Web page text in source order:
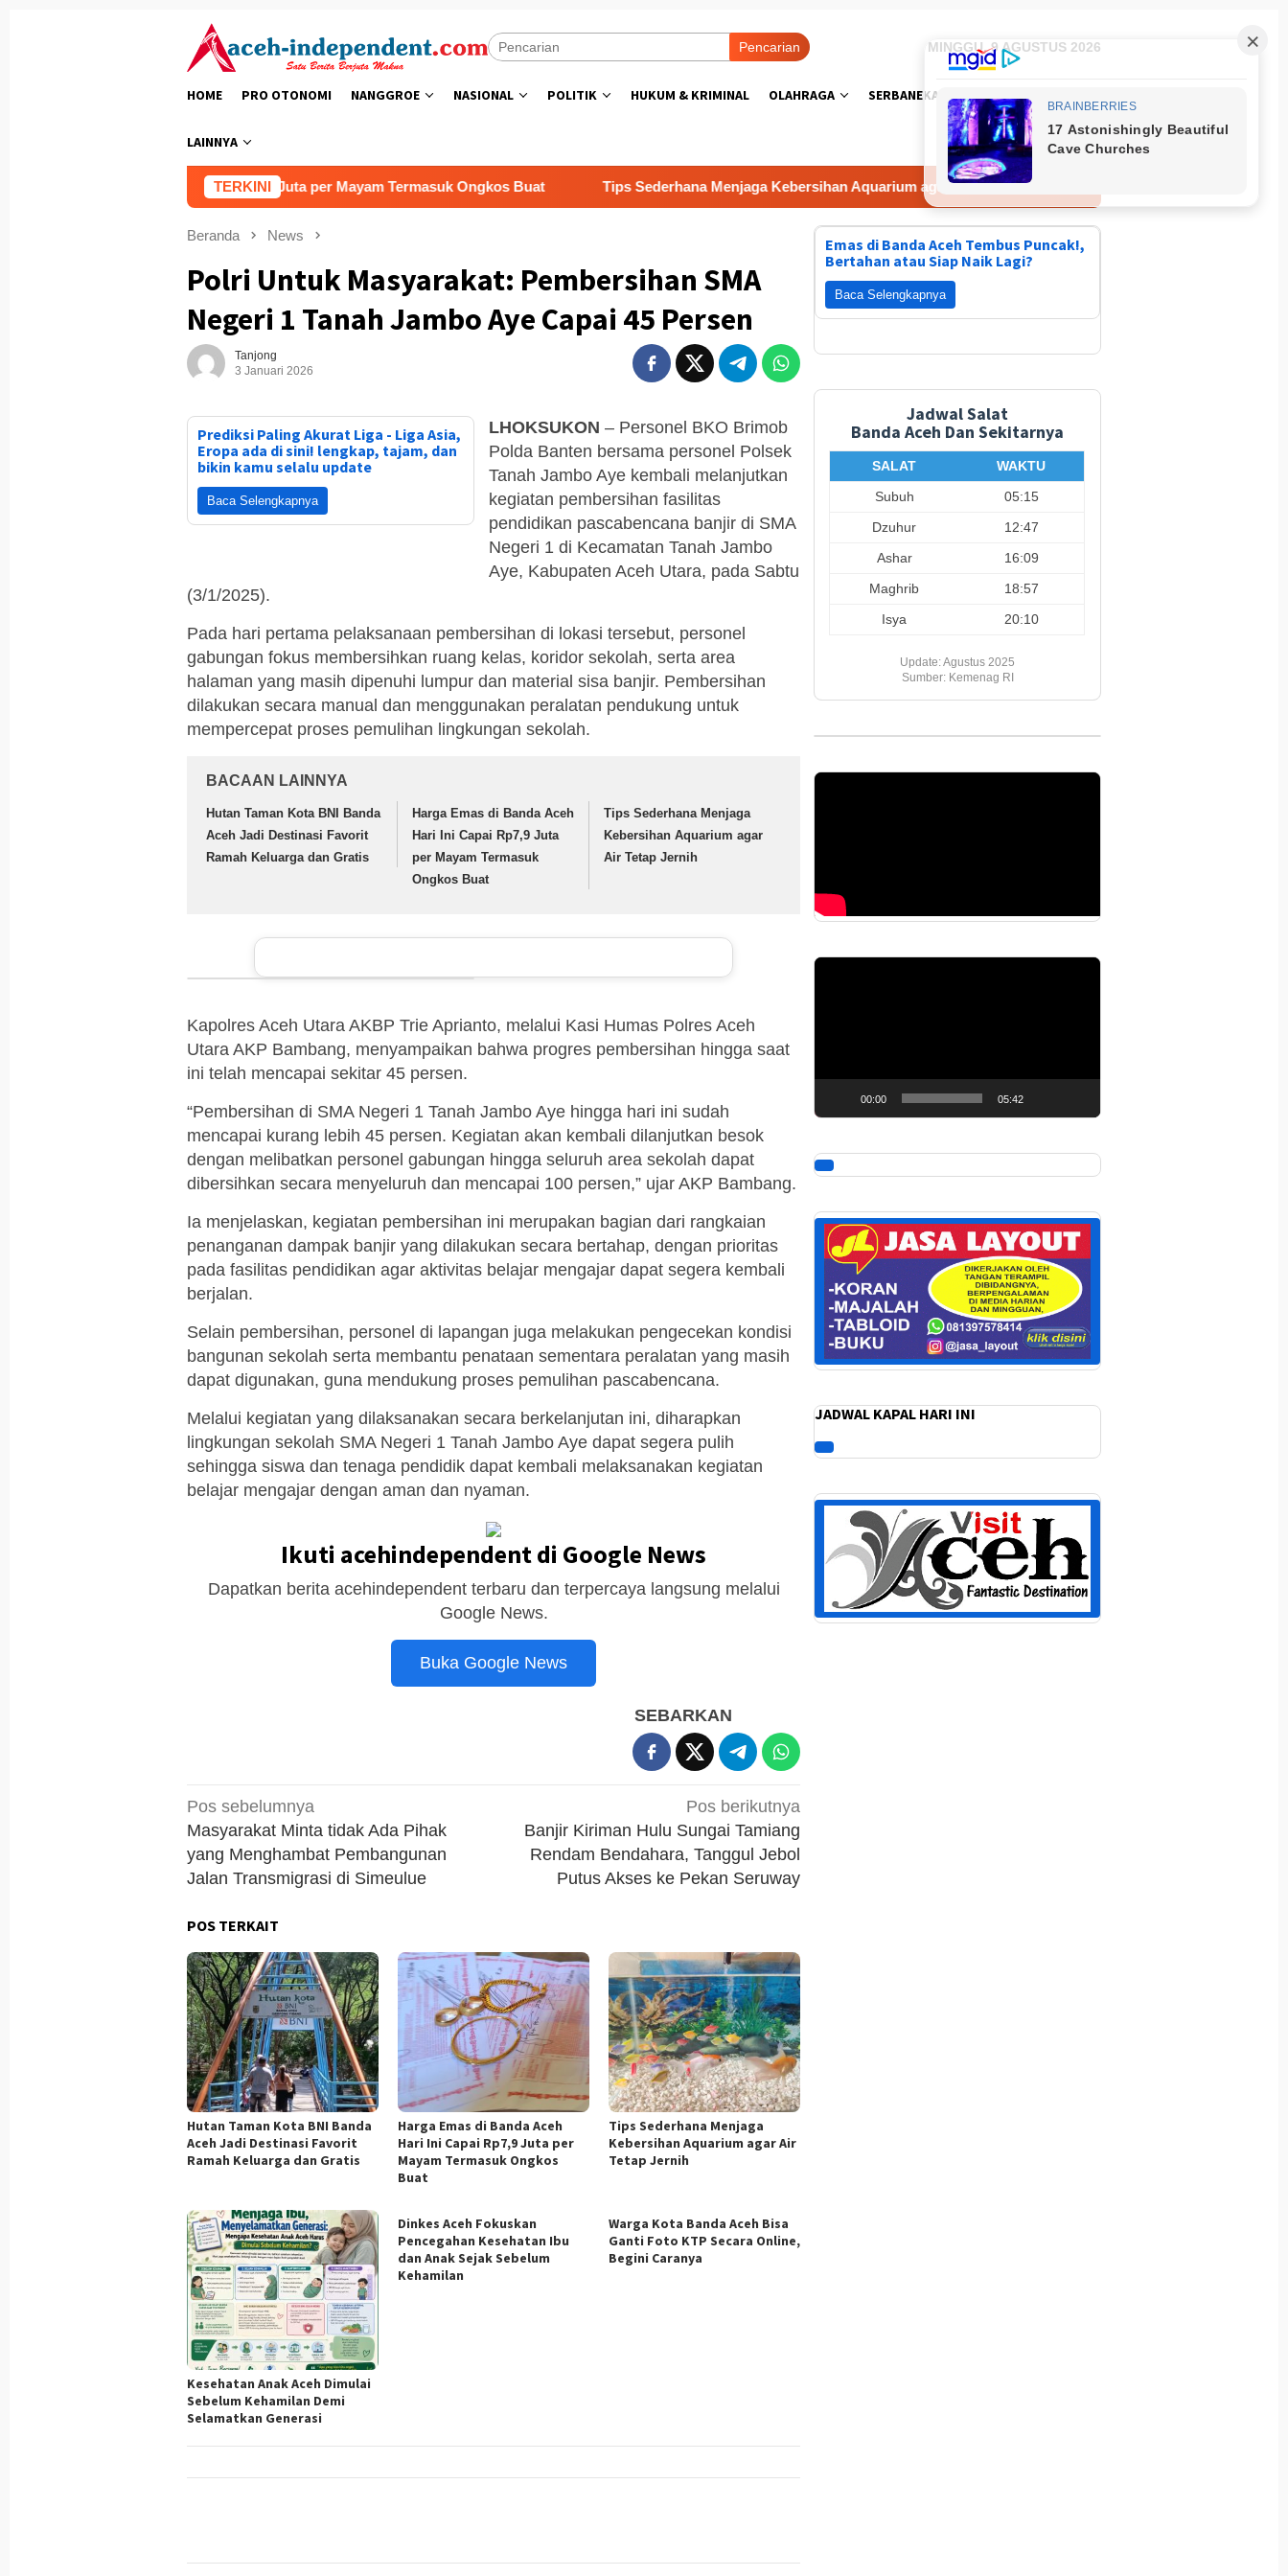
Pencarian MINGGU, 9 AGUSTUS 2026
HOME PRO OTONOMI NANGGROE NASIONAL POLITIK HUKUM & KRIMINAL OLAHRAGA SERBANEKA FOTO
LAINNYA
TERKINI
Aceh Hari Ini Capai Rp7,9 Juta per Mayam Termasuk Ongkos Buat Tips Sederhana Menjaga Kebersihan Aquarium agar Air Tetap Jernih
Beranda News
Polri Untuk Masyarakat: Pembersihan SMA
Negeri 1 Tanah Jambo Aye Capai 45 Persen
Tanjong
3 Januari 2026
Prediksi Paling Akurat Liga - Liga Asia,
Eropa ada di sini! lengkap, tajam, dan
bikin kamu selalu update
Baca Selengkapnya
LHOKSUKON – Personel BKO Brimob
Polda Banten bersama personel Polsek
Tanah Jambo Aye kembali melanjutkan
kegiatan pembersihan fasilitas
pendidikan pascabencana banjir di SMA
Negeri 1 di Kecamatan Tanah Jambo
Aye, Kabupaten Aceh Utara, pada Sabtu
(3/1/2025).
Pada hari pertama pelaksanaan pembersihan di lokasi tersebut, personel
gabungan fokus membersihkan ruang kelas, koridor sekolah, serta area
halaman yang masih dipenuhi lumpur dan material sisa banjir. Pembersihan
dilakukan secara manual dan menggunakan peralatan pendukung untuk
mempercepat proses pemulihan lingkungan sekolah.
BACAAN LAINNYA
Hutan Taman Kota BNI Banda
Aceh Jadi Destinasi Favorit
Ramah Keluarga dan Gratis
Harga Emas di Banda Aceh
Hari Ini Capai Rp7,9 Juta
per Mayam Termasuk
Ongkos Buat
Tips Sederhana Menjaga
Kebersihan Aquarium agar
Air Tetap Jernih
Kapolres Aceh Utara AKBP Trie Aprianto, melalui Kasi Humas Polres Aceh
Utara AKP Bambang, menyampaikan bahwa progres pembersihan hingga saat
ini telah mencapai sekitar 45 persen.
“Pembersihan di SMA Negeri 1 Tanah Jambo Aye hingga hari ini sudah
mencapai kurang lebih 45 persen. Kegiatan akan kembali dilanjutkan besok
dengan melibatkan personel gabungan hingga seluruh area sekolah dapat
dibersihkan secara menyeluruh dan mencapai 100 persen,” ujar AKP Bambang.
Ia menjelaskan, kegiatan pembersihan ini merupakan bagian dari rangkaian
penanganan dampak banjir yang dilakukan secara bertahap, dengan prioritas
pada fasilitas pendidikan agar aktivitas belajar mengajar dapat segera kembali
berjalan.
Selain pembersihan, personel di lapangan juga melakukan pengecekan kondisi
bangunan sekolah serta membantu penataan sementara peralatan yang masih
dapat digunakan, guna mendukung proses pemulihan pascabencana.
Melalui kegiatan yang dilaksanakan secara berkelanjutan ini, diharapkan
lingkungan sekolah SMA Negeri 1 Tanah Jambo Aye dapat segera pulih
sehingga siswa dan tenaga pendidik dapat kembali melaksanakan kegiatan
belajar mengajar dengan aman dan nyaman.
Ikuti acehindependent di Google News
Dapatkan berita acehindependent terbaru dan terpercaya langsung melalui
Google News.
Buka Google News
SEBARKAN
Navigasi
pos
Pos sebelumnya
Masyarakat Minta tidak Ada Pihak
yang Menghambat Pembangunan
Jalan Transmigrasi di Simeulue
Pos berikutnya
Banjir Kiriman Hulu Sungai Tamiang
Rendam Bendahara, Tanggul Jebol
Putus Akses ke Pekan Seruway
POS TERKAIT
Hutan Taman Kota BNI Banda
Aceh Jadi Destinasi Favorit
Ramah Keluarga dan Gratis
Harga Emas di Banda Aceh
Hari Ini Capai Rp7,9 Juta per
Mayam Termasuk Ongkos
Buat
Tips Sederhana Menjaga
Kebersihan Aquarium agar Air
Tetap Jernih
Kesehatan Anak Aceh Dimulai
Sebelum Kehamilan Demi
Selamatkan Generasi
Dinkes Aceh Fokuskan
Pencegahan Kesehatan Ibu
dan Anak Sejak Sebelum
Kehamilan
Warga Kota Banda Aceh Bisa
Ganti Foto KTP Secara Online,
Begini Caranya
Emas di Banda Aceh Tembus Puncak!,
Bertahan atau Siap Naik Lagi?
Baca Selengkapnya
Jadwal Salat
Banda Aceh Dan Sekitarnya
SALAT
WAKTU
Subuh
05:15
Dzuhur
12:47
Ashar
16:09
Maghrib
18:57
Isya
20:10
Update: Agustus 2025
Sumber: Kemenag RI
Pemutar
00:00 05:42
JADWAL KAPAL HARI INI